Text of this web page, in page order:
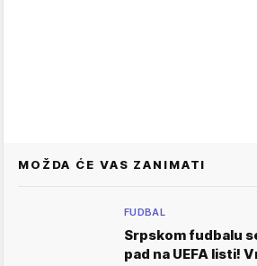
MOŽDA ĆE VAS ZANIMATI
FUDBAL
Srpskom fudbalu
pad na UEFA listi!